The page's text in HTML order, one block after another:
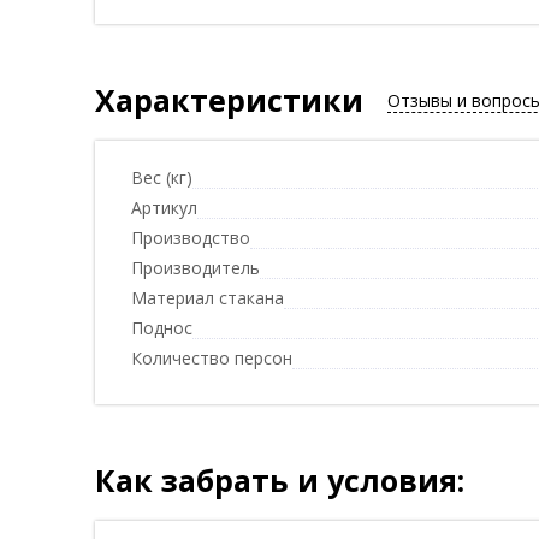
Характеристики Отзывы и
Вес (кг)
Артикул
Производство
Производитель
Материал стакана
Поднос
Количество персон
Как забрать и условия: